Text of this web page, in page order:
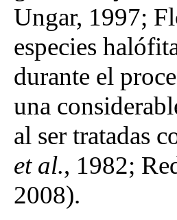
Ungar, 1997;
especies
durante el
una
al ser tratadas
et al., 1982;
2008).